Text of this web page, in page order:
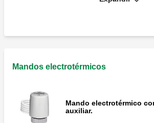
Válvula de zona de tres
Mandos electrotérmicos
Mando electrotérmico
auxiliar.